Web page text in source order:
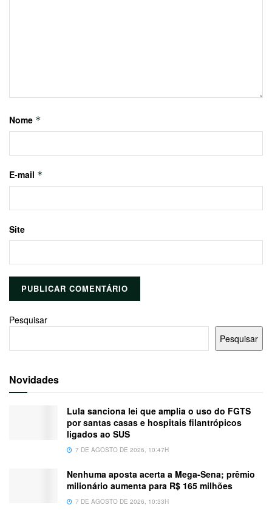
Nome *
E-mail *
Site
Pesquisar
Pesquisar
Novidades
Lula sanciona lei que amplia o uso do FGTS
por santas casas e hospitais filantrópicos
ligados ao SUS
7 DE AGOSTO DE 2026, 10:47H
Nenhuma aposta acerta a Mega-Sena; prêmio
milionário aumenta para R$ 165 milhões
7 DE AGOSTO DE 2026, 10:33H